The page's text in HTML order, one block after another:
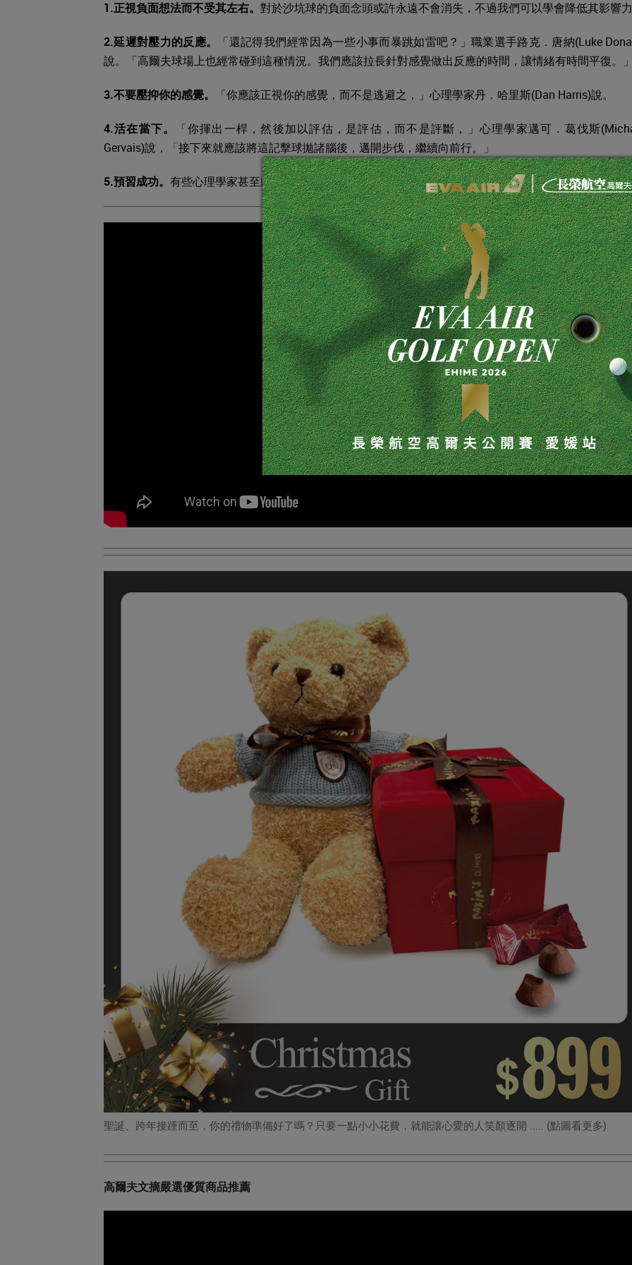
1.正視負面想法而不受其左右。 對於沙坑球的負面念頭或許永遠不會消失，不過我們可以學會降低其影響
2.延遲對壓力的反應。
「還記得我們經常因為一些小事而暴跳如雷吧？」職業選手路克．唐納(Luke
說。「高爾夫球場上也經常碰到這種情況。我們應該拉長針對感覺做出反應的時間，讓情緒有時間平復。
3.不要壓抑你的感覺。 「你應該正視你的感覺，而不是逃避之，」心理學家丹．哈里斯(Dan Harris)說。
4.活在當下。
「你揮出一桿，然後加以評估，是評估，而不是評斷，」心理學家邁可．葛伐斯
Gervais)說，「接下來就應該將這記擊球拋諸腦後，邁開步伐，繼續向前行。」
5.預習成功。 有些心理學家甚至鼓勵球員在靜坐時冥想整個球局。心想事成，此之謂也。
聖誕、跨年接踵而至，你的禮物準備好了嗎？只要一點小小花費，就能讓心愛的人笑顏逐開 ..... (點圖看更多)
高爾夫文摘嚴選優質商品推薦